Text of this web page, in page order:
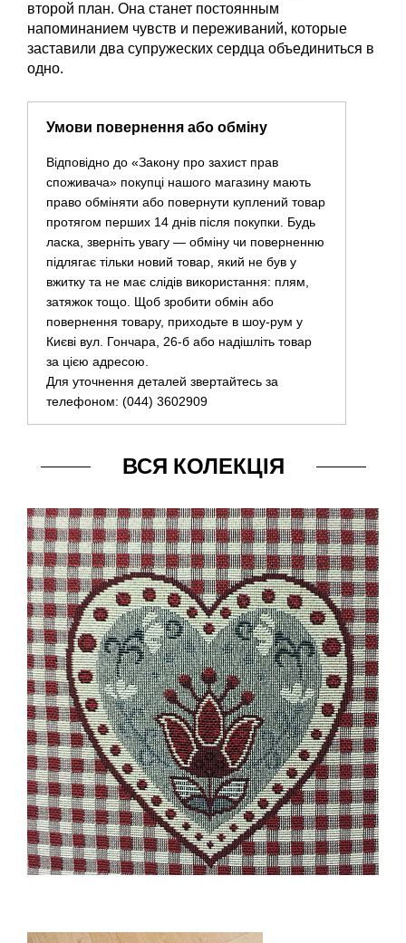
второй план. Она станет постоянным
напоминанием чувств и переживаний, которые
заставили два супружеских сердца объединиться в
одно.
Умови повернення або обміну
Відповідно до «Закону про захист прав
споживача» покупці нашого магазину мають
право обміняти або повернути куплений товар
протягом перших 14 днів після покупки. Будь
ласка, зверніть увагу — обміну чи поверненню
підлягає тільки новий товар, який не був у
вжитку та не має слідів використання: плям,
затяжок тощо. Щоб зробити обмін або
повернення товару, приходьте в шоу-рум у
Києві вул. Гончара, 26-б або надішліть товар
за цією адресою.
Для уточнення деталей звертайтесь за
телефоном: (044) 3602909
ВСЯ КОЛЕКЦІЯ